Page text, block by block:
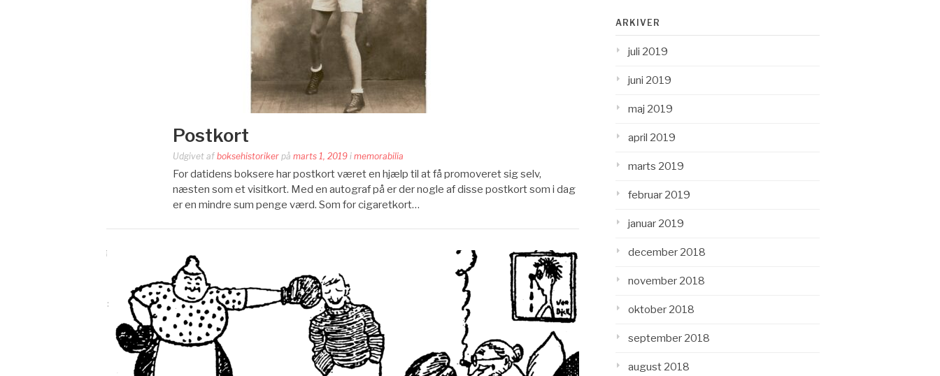
Postkort
Udgivet af boksehistoriker på marts 1, 2019 i memorabilia
For datidens boksere har postkort været en hjælp til at få promoveret sig selv,
næsten som et visitkort. Med en autograf på er der nogle af disse postkort som i dag
er en mindre sum penge værd. Som for cigaretkort…
ARKIVER
juli 2019
juni 2019
maj 2019
april 2019
marts 2019
februar 2019
januar 2019
december 2018
november 2018
oktober 2018
september 2018
august 2018